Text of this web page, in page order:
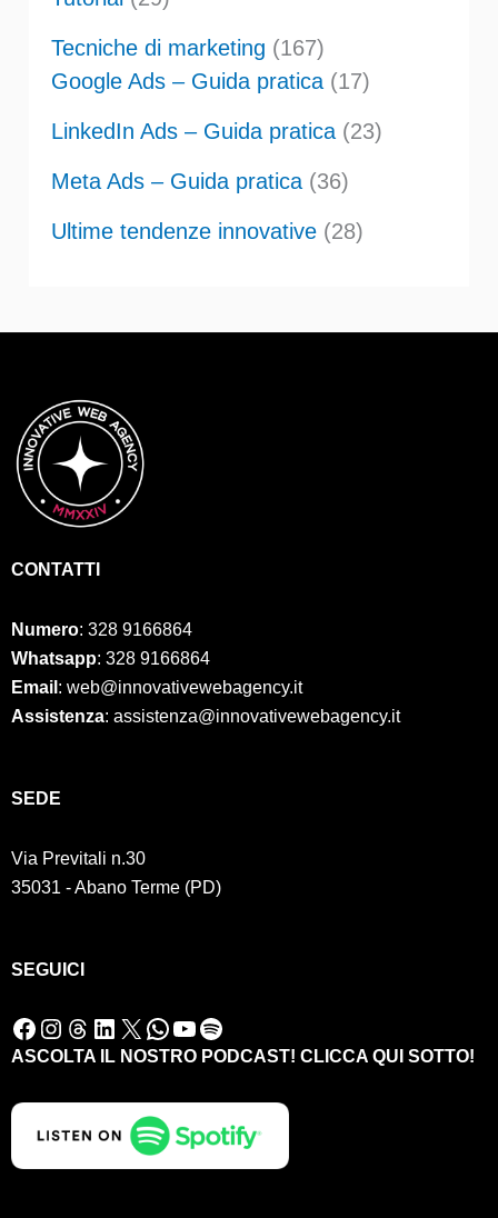
Tecniche di marketing (167)
Google Ads – Guida pratica(17)
LinkedIn Ads – Guida pratica(23)
Meta Ads – Guida pratica(36)
Ultime tendenze innovative(28)
CONTATTI
Numero: 328 9166864
Whatsapp: 328 9166864
Email : web@innovativewebagency.it
Assistenza: assistenza@innovativewebagency.it
SED E
Via Previtali n.30
35031 - Abano Terme (PD)
SEGUICI
Facebook Instagram Threads LinkedIn X WhatsApp YouTube Spotify
ASCOLTA IL NOSTRO PODCAST! CLICCA QUI SOTTO!